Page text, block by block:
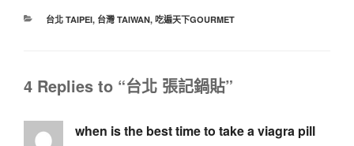
台北 TAIPEI, 台灣 TAIWAN, 吃遍天下GOURMET
4 Replies to “台北 張記鍋貼”
when is the best time to take a viagra pill